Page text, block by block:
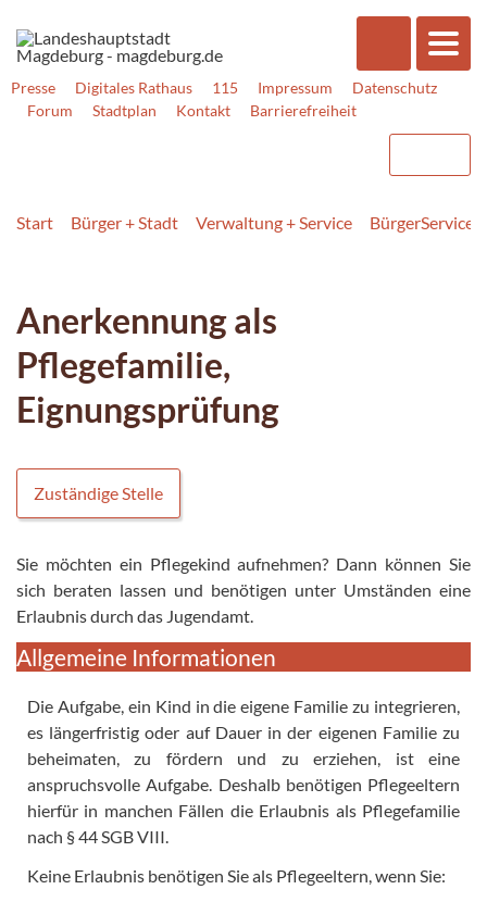
Presse Digitales Rathaus 115 Impressum
Datenschutz
Forum
Stadtplan Kontakt Barrierefreiheit
Start Bürger + Stadt Verwaltung + Service BürgerService
Anerkennung als
Pflegefamilie,
Eignungsprüfung
Zuständige Stelle
Sie möchten ein Pflegekind aufnehmen? Dann können Sie
sich beraten lassen und benötigen unter Umständen eine
Erlaubnis durch das Jugendamt.
Allgemeine Informationen
Die Aufgabe, ein Kind in die eigene Familie zu integrieren,
es längerfristig oder auf Dauer in der eigenen Familie zu
beheimaten, zu fördern und zu erziehen, ist eine
anspruchsvolle Aufgabe. Deshalb benötigen Pflegeeltern
hierfür in manchen Fällen die Erlaubnis als Pflegefamilie
nach § 44 SGB VIII.
Keine Erlaubnis benötigen Sie als Pflegeeltern, wenn Sie: